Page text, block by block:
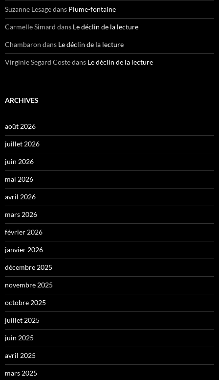
Suzanne Lesagedans Plume-fontaine
Carmelle Simard dans Le déclin de la lecture
Chambaron dans Le déclin de la lecture
Virginie Segard Costedans Le déclin de la lecture
ARCHIVES
août 2026
juillet 2026
juin 2026
mai 2026
avril 2026
mars 2026
février 2026
janvier 2026
décembre 2025
novembre 2025
octobre 2025
juillet 2025
juin 2025
avril 2025
mars 2025